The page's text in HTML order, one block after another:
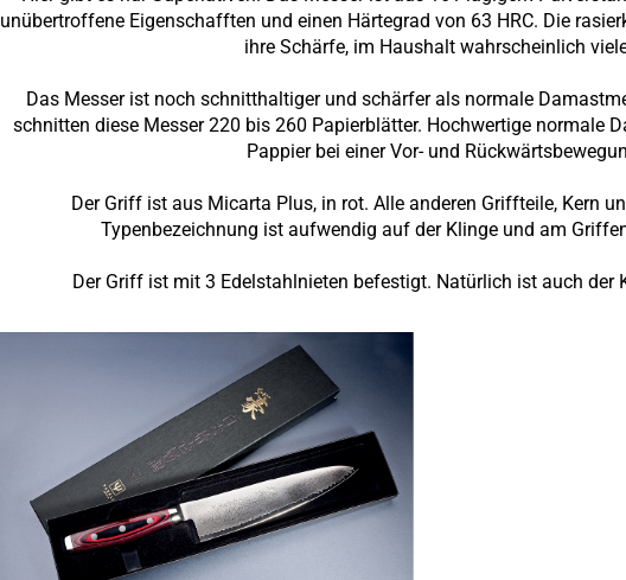
unübertroffene Eigenschafften und einen Härtegrad von 63 HRC. Die
ihre Schärfe, im Haushalt wahrscheinlich
Das Messer ist noch schnitthaltiger und schärfer als normale
schnitten diese Messer 220 bis 260 Papierblätter. Hochwertige normale
Pappier bei einer Vor- und
Der Griff ist aus Micarta Plus, in rot. Alle anderen Griffteile, Kern
Typenbezeichnung ist aufwendig auf der Klinge und am
Der Griff ist mit 3 Edelstahlnieten befestigt. Natürlich ist auch der